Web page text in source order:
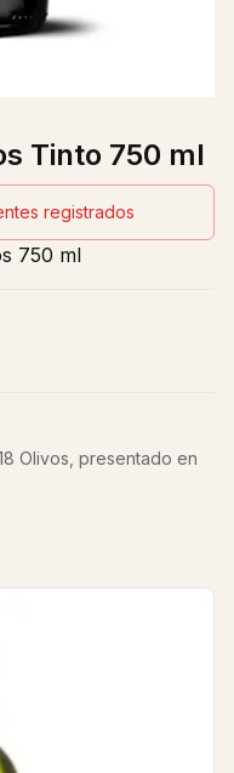
Tinto 750 ml
registrados
750 ml
Olivos, presentado en